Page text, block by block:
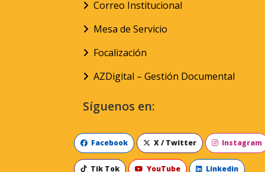
Correo Institucional
Mesa de Servicio
Focalización
AZDigital – Gestión Documental
Síguenos en:
Facebook X / Twitter Instagram
Tik Tok YouTube Linkedin